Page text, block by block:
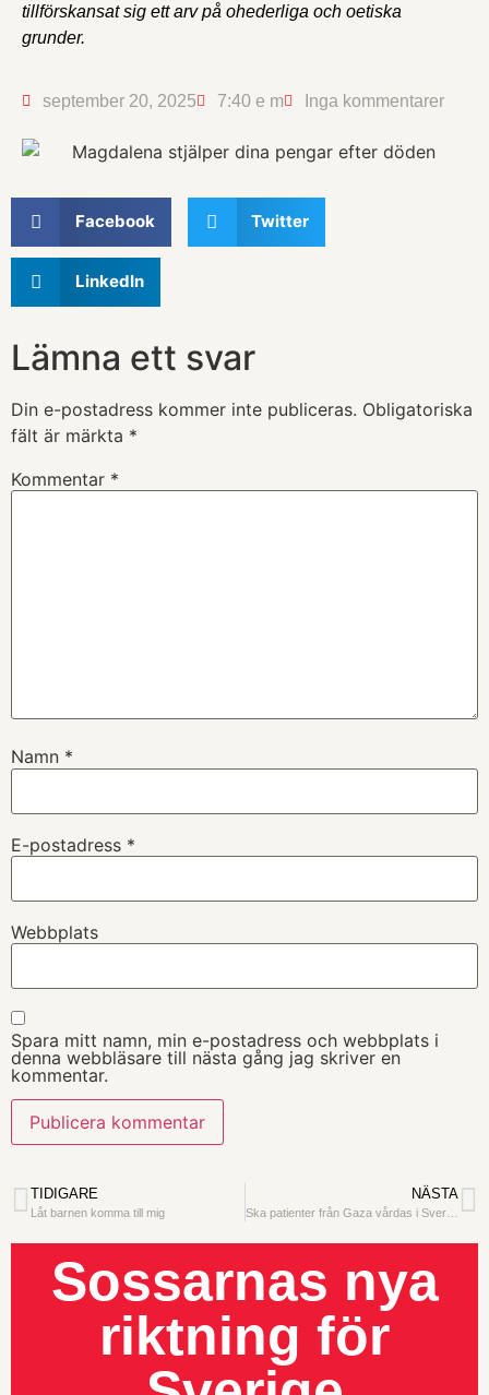
tillförskansat sig ett arv på ohederliga och oetiska
grunder.
september 20, 2025 7:40 e m Inga kommentarer
Facebook Twitter
LinkedIn
Lämna ett svar
Din e-postadress kommer inte publiceras. Obligatoriska
fält är märkta *
Kommentar *
Namn *
E-postadress *
Webbplats
Spara mitt namn, min e-postadress och webbplats i
denna webbläsare till nästa gång jag skriver en
kommentar.
TIDIGARE
Låt barnen komma till mig
NÄSTA
Ska patienter från Gaza vårdas i Sverige ?
Sossarnas nya
riktning för